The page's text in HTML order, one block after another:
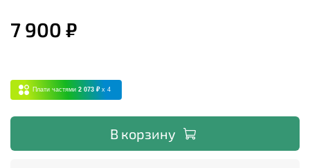
7 900 ₽
Плати частями 2 073 ₽ x 4
В корзину